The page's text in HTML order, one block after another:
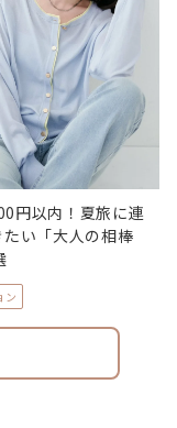
円以内！夏旅に連
い「大人の相棒
ン